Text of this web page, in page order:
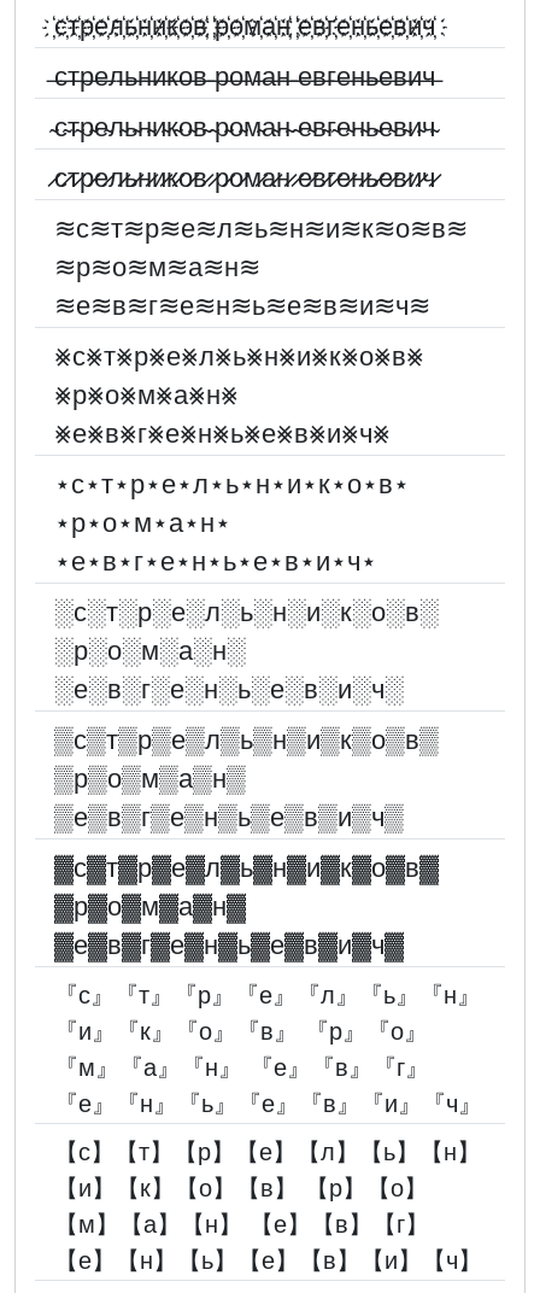
҉с҉т҉р҉е҉л҉ь҉н҉и҉к҉о҉в҉ ҉р҉о҉м҉а҉н҉ ҉е҉в҉г҉е҉н҉ь҉е҉в҉и҉ч҉
̶с̶т̶р̶е̶л̶ь̶н̶и̶к̶о̶в̶ ̶р̶о̶м̶а̶н̶ ̶е̶в̶г̶е̶н̶ь̶е̶в̶и̶ч̶
̴с̴т̴р̴е̴л̴ь̴н̴и̴к̴о̴в̴ ̴р̴о̴м̴а̴н̴ ̴е̴в̴г̴е̴н̴ь̴е̴в̴и̴ч̴
̷с̷т̷р̷е̷л̷ь̷н̷и̷к̷о̷в̷ ̷р̷о̷м̷а̷н̷ ̷е̷в̷г̷е̷н̷ь̷е̷в̷и̷ч̷
≋с≋т≋р≋е≋л≋ь≋н≋и≋к≋о≋в≋
≋р≋о≋м≋а≋н≋
≋е≋в≋г≋е≋н≋ь≋е≋в≋и≋ч≋
⨳с⨳т⨳р⨳е⨳л⨳ь⨳н⨳и⨳к⨳о⨳в⨳
⨳р⨳о⨳м⨳а⨳н⨳
⨳е⨳в⨳г⨳е⨳н⨳ь⨳е⨳в⨳и⨳ч⨳
⋆с⋆т⋆р⋆е⋆л⋆ь⋆н⋆и⋆к⋆о⋆в⋆
⋆р⋆о⋆м⋆а⋆н⋆
⋆е⋆в⋆г⋆е⋆н⋆ь⋆е⋆в⋆и⋆ч⋆
░︎с░︎т░︎р░︎е░︎л░︎ь░︎н░︎и░︎к░︎о░︎в░︎
░︎р░︎о░︎м░︎а░︎н░︎
░︎е░︎в░︎г░︎е░︎н░︎ь░︎е░︎в░︎и░︎ч░︎
▒с▒т▒р▒е▒л▒ь▒н▒и▒к▒о▒в▒
▒р▒о▒м▒а▒н▒
▒е▒в▒г▒е▒н▒ь▒е▒в▒и▒ч▒
▓︎с▓︎т▓︎р▓︎е▓︎л▓︎ь▓︎н▓︎и▓︎к▓︎о▓︎в▓︎
▓︎р▓︎о▓︎м▓︎а▓︎н▓︎
▓︎е▓︎в▓︎г▓︎е▓︎н▓︎ь▓︎е▓︎в▓︎и▓︎ч▓︎
『с』『т』『р』『е』『л』『ь』『н』
『и』『к』『о』『в』 『р』『о』
『м』『а』『н』 『е』『в』『г』
『е』『н』『ь』『е』『в』『и』『ч』
【с】【т】【р】【е】【л】【ь】【н】
【и】【к】【о】【в】 【р】【о】
【м】【а】【н】 【е】【в】【г】
【е】【н】【ь】【е】【в】【и】【ч】